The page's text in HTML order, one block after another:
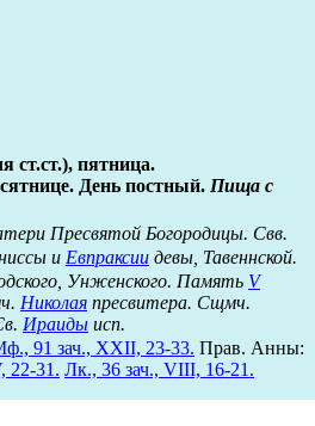
ст.ст.), пятница.
День постный. Пища с
Пресвятой Богородицы. Свв.
и Евпраксии девы, Тавеннской.
Унженского. Память V
Николая пресвитера. Сщмч.
Ираиды исп.
91 зач., XXII, 23-33. Прав. Анны:
22-31. Лк., 36 зач., VIII, 16-21.